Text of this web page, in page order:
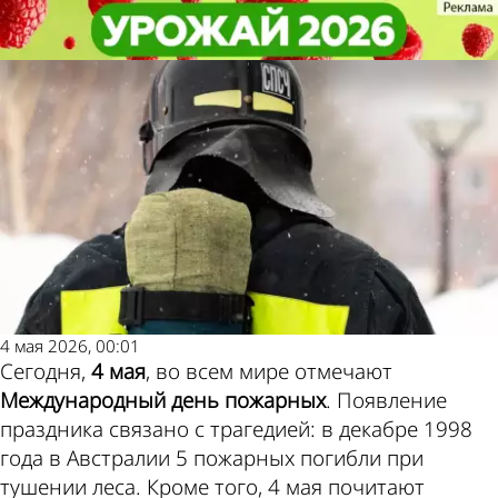
4 мая - Международный день
пожарных
Не забудь!
4 мая 2026, 00:01
Сегодня, 4 мая, во всем мире отмечают
Международный день пожарных. Появление
праздника связано с трагедией: в декабре 1998
года в Австралии 5 пожарных погибли при
тушении леса. Кроме того, 4 мая почитают
4 мая - Международный день
пожарных
Не забудь!
Погода и курсы
валют в Пензе